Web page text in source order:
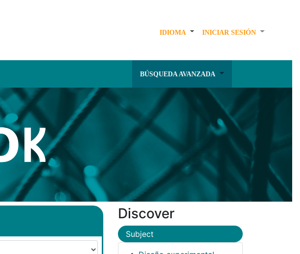
IDIOMA INICIAR SESIÓN
BÚSQUEDA AVANZADA
Discover
Subject